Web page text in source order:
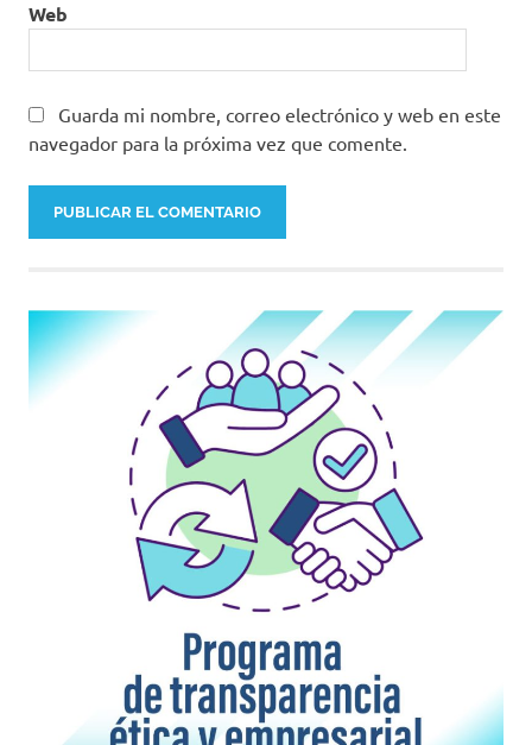
Web
Guarda mi nombre, correo electrónico y web en este
navegador para la próxima vez que comente.